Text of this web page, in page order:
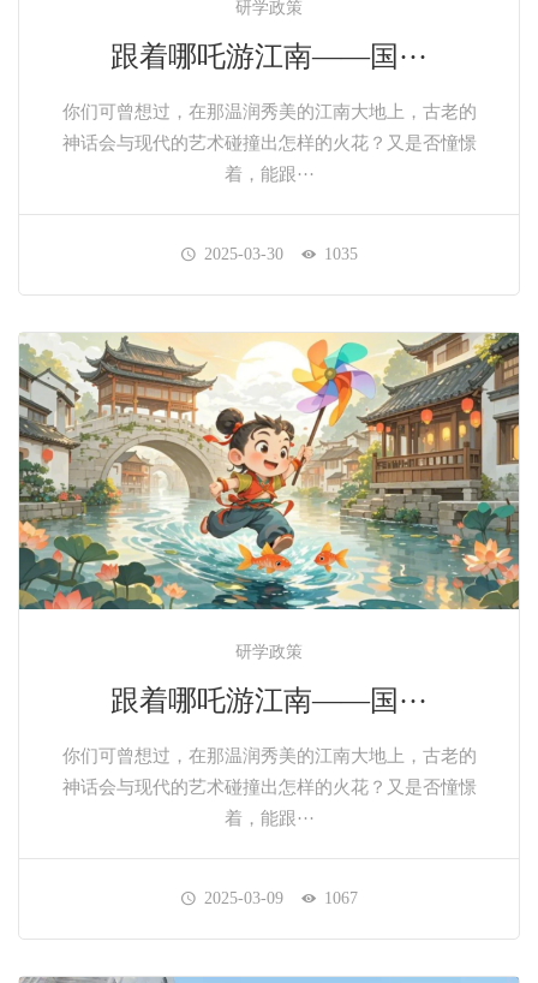
研学政策
跟着哪吒游江南——国···
你们可曾想过，在那温润秀美的江南大地上，古老的
神话会与现代的艺术碰撞出怎样的火花？又是否憧憬
着，能跟···
2025-03-30 1035
研学政策
跟着哪吒游江南——国···
你们可曾想过，在那温润秀美的江南大地上，古老的
神话会与现代的艺术碰撞出怎样的火花？又是否憧憬
着，能跟···
2025-03-09 1067